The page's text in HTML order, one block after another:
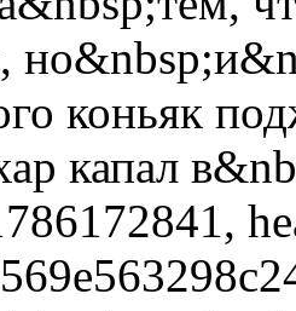
коньяк
капал